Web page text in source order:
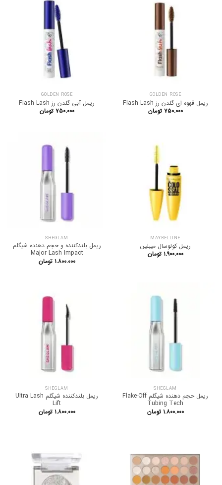
GOLDEN ROSE
ریمل قهوه ای گلدن رز Flash Lash
۷۵۰.۰۰۰ تومان
GOLDEN ROSE
ریمل آبی گلدن رز Flash Lash
۷۵۰.۰۰۰ تومان
MAYBELLINE
ریمل کولوسال میبلین
۱.۹۰۰.۰۰۰ تومان
SHEGLAM
ریمل بلندکننده و حجم دهنده شیگلم
Major Lash Impact
۱.۸۰۰.۰۰۰ تومان
SHEGLAM
ریمل حجم دهنده شیگلم Flake-Off
Tubing Tech
۱.۸۰۰.۰۰۰ تومان
SHEGLAM
ریمل بلندکننده شیگلم Ultra Lash
Lift
۱.۸۰۰.۰۰۰ تومان